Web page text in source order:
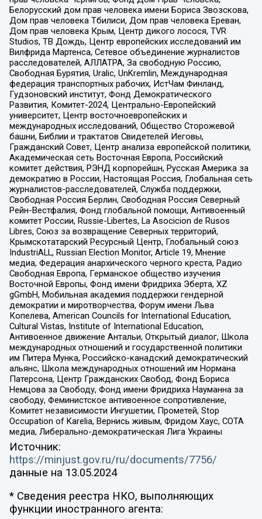
Белорусский дом прав человека имени Бориса Звозскова,
Дом прав человека Тбилиси, Дом прав человека Ереван,
Дом прав человека Крым, Центр дикого лосося, TVR
Studios, ТВ Дождь, Центр европейских исследований им
Вилфрида Мартенса, Сетевое объединение журналистов
расследователей, АЛЛАТРА, За свободную Россию,
Свободная Бурятия, Uralic, UnKremlin, Международная
федерация транспортных рабочих, ИстЧам Финланд,
Гудзоновский институт, Фонд Демократического
Развития, Комитет-2024, Центрально-Европейский
университет, Центр восточноевропейских и
международных исследований, Общество Сторожевой
башни, Библии и трактатов Свидетелей Иеговы,
Гражданский Совет, Центр анализа европейской политики,
Академическая сеть Восточная Европа, Российский
комитет действия, РЭНД корпорейшн, Русская Америка за
демократию в России, Настоящая Россия, Глобальная сеть
журналистов-расследователей, Служба поддержки,
Свободная Россия Берлин, Свободная Россия Северный
Рейн-Вестфалия, Фонд глобальной помощи, Антивоенный
комитет России, Russie-Libertes, La Asocicion de Rusos
Libres, Союз за возвращение Северных территорий,
Крымскотатарский Ресурсный Центр, Глобальный союз
IndustriALL, Russian Election Monitor, Article 19, Мнение
медиа, Федерация анархического черного креста, Радио
Свободная Европа, Германское общество изучения
Восточной Европы, Фонд имени Фридриха Эберта, XZ
gGmbH, Мобильная академия поддержки гендерной
демократии и миротворчества, Форум имени Льва
Копелева, American Councils for International Education,
Cultural Vistas, Institute of International Education,
Антивоенное движение Антальи, Открытый диалог, Школа
международных отношений и государственной политики
им Питера Мунка, Российско-канадский демократический
альянс, Школа международных отношений им Нормана
Патерсона, Центр Гражданских Свобод, Фонд Бориса
Немцова за Свободу, Фонд имени Фридриха Науманна за
свободу, Феминистское антивоенное сопротивление,
Комитет независимости Ингушетии, Прометей, Stop
Occupation of Karelia, Вернись живым, Фридом Хаус, СОТА
медиа, Либерально-демократическая Лига Украины
Источник:
https://minjust.gov.ru/ru/documents/7756/
данные на 13.05.2024
* Сведения реестра НКО, выполняющих
функции иностранного агента: